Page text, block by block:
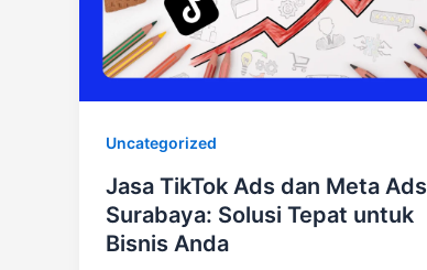
Uncategorized
Jasa TikTok Ads dan Meta Ads
Surabaya: Solusi Tepat untuk
Bisnis Anda